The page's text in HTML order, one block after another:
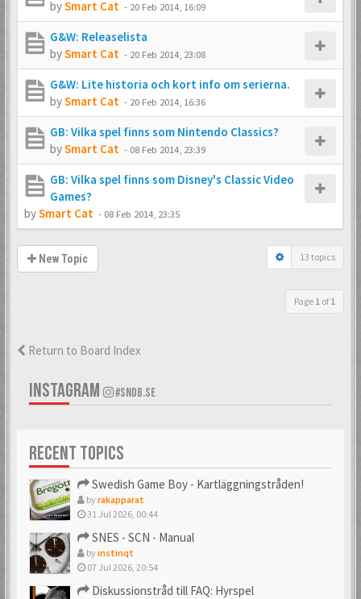
bySmart Cat - 20 Feb 2014, 16:09
G&W: Releaselista
bySmart Cat - 20 Feb 2014, 23:08
G&W: Lite historia och kort info om serierna.
bySmart Cat - 20 Feb 2014, 16:36
GB: Vilka spel finns som Nintendo Classics?
bySmart Cat - 08 Feb 2014, 23:39
GB: Vilka spel finns som Disney's Classic Video
Games?
bySmart Cat - 08 Feb 2014, 23:35
New Topic 13 topics
Page 1 of1
Return to Board Index
INSTAGRAM #SNDB.SE
RECENT TOPICS
Swedish Game Boy - Kartläggningstråden!
byrakapparat
31 Jul 2026, 00:44
SNES - SCN - Manual
byinstinqt
07 Jul 2026, 20:54
Diskussionstråd till FAQ: Hyrspel